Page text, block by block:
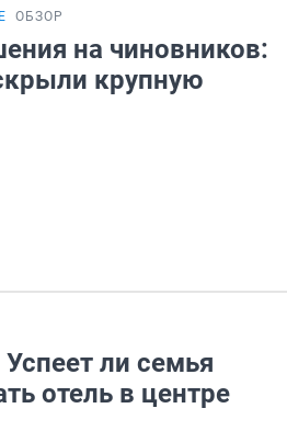
ОБЗОР
на чиновников:
крупную
ли семья
отель в центре